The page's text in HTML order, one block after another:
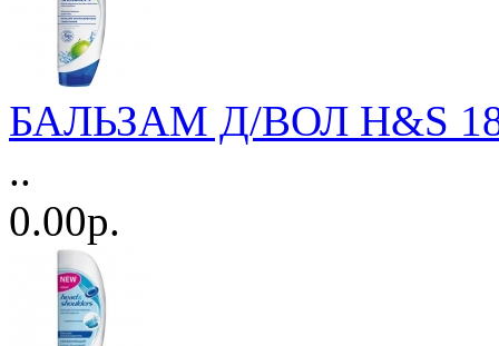
БАЛЬЗАМ Д/ВОЛ H&S
..
0.00р.